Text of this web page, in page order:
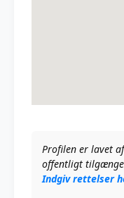
Profilen er lavet
offentligt
Indgiv rettelser